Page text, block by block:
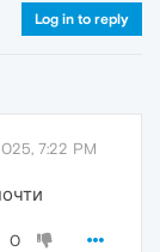
Log in to reply
7:22 PM
0